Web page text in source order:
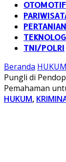
OTOMOTIF
PERTANIAN
TNI/POLRI
Beranda HUKUM
Pungli di
Pemahaman
HUKUM,